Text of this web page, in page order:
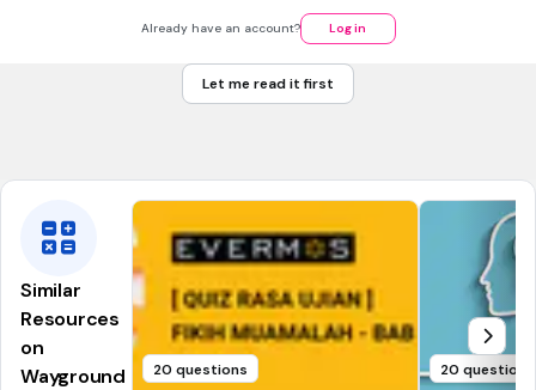
Already have an account? Log in
Let me read it first
Similar
Resources
on
Wayground
20 questions 20 questions